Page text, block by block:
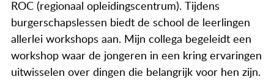
Contact
ROC (regionaal opleidingscentrum). Tijdens
burgerschapslessen biedt de school de leerlingen
allerlei workshops aan. Mijn collega begeleidt een
workshop waar de jongeren in een kring ervaringen
uitwisselen over dingen die belangrijk voor hen zijn.